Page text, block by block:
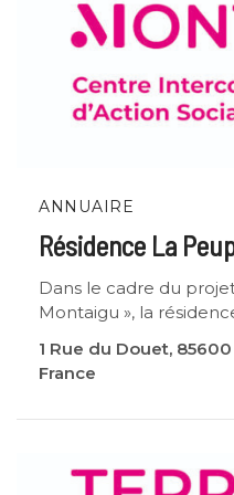
ANNUAIRE
Résidence La
Dans le cadre du
Montaigu », la
1 Rue du Douet,
France